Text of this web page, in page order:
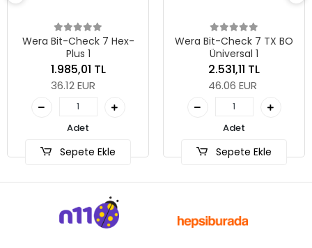
Wera Bit-Check 7 Hex-
Plus 1
1.985,01 TL
36.12 EUR
Adet
Sepete Ekle
Wera Bit-Check 7 TX BO
Üniversal 1
2.531,11 TL
46.06 EUR
Adet
Sepete Ekle